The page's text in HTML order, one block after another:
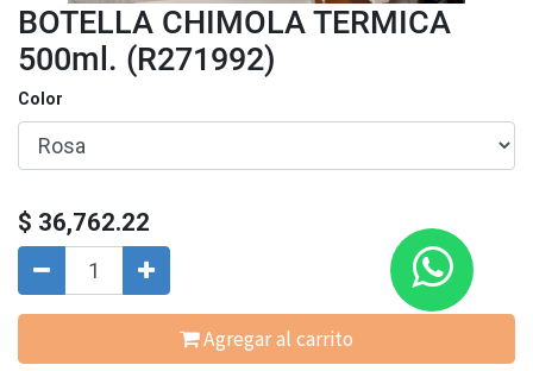
BOTELLA CHIMOLA TERMICA
500ml. (R271992)
Color
$ 36,762.22
Agregar al carrito